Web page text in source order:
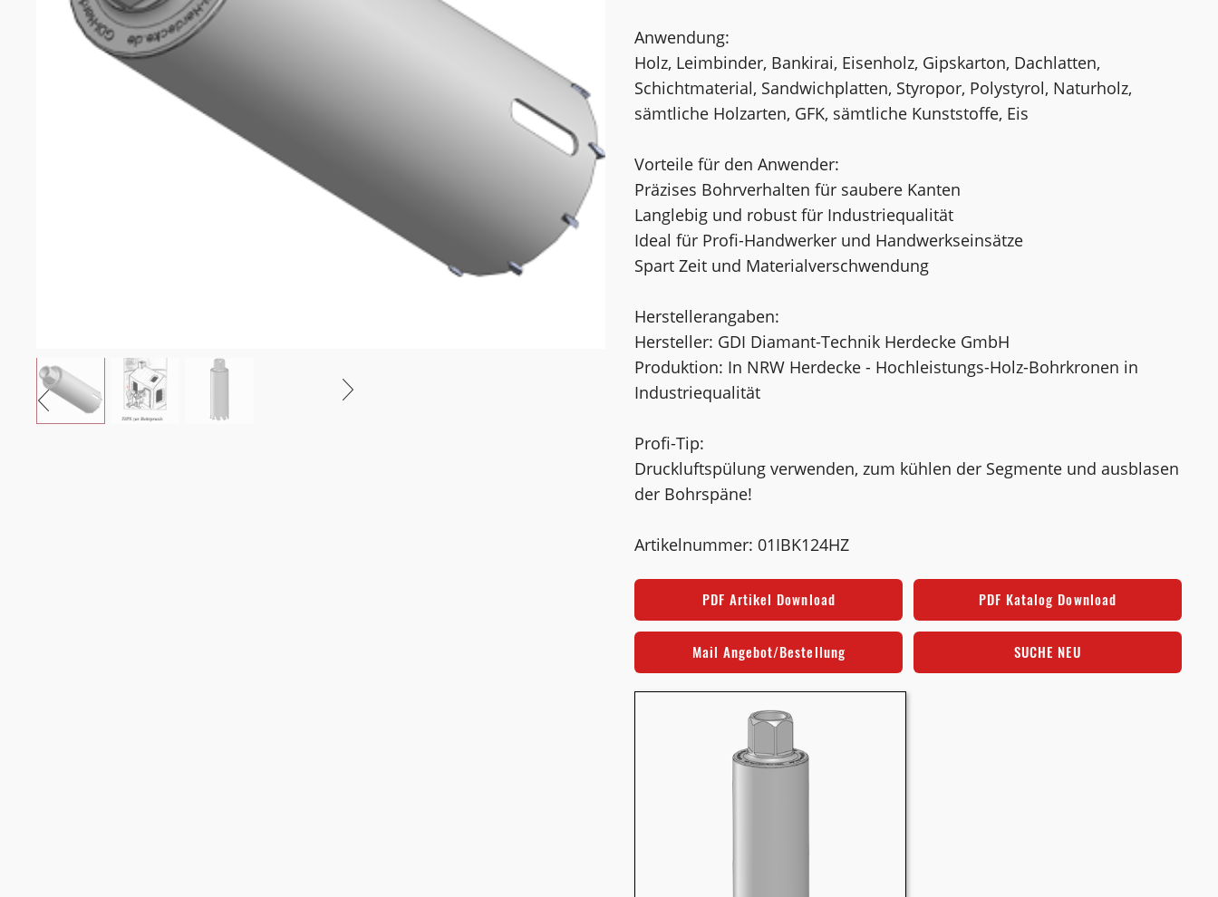
Anwendung:
Holz, Leimbinder, Bankirai, Eisenholz, Gipskarton, Dachlatten,
Schichtmaterial, Sandwichplatten, Styropor, Polystyrol, Naturholz,
sämtliche Holzarten, GFK, sämtliche Kunststoffe, Eis
Vorteile für den Anwender:
Präzises Bohrverhalten für saubere Kanten
Langlebig und robust für Industriequalität
Ideal für Profi-Handwerker und Handwerkseinsätze
Spart Zeit und Materialverschwendung
Herstellerangaben:
Hersteller: GDI Diamant-Technik Herdecke GmbH
Produktion: In NRW Herdecke - Hochleistungs-Holz-Bohrkronen in
Industriequalität
Profi-Tip:
Druckluftspülung verwenden, zum kühlen der Segmente und ausblasen
der Bohrspäne!
Artikelnummer: 01IBK124HZ
PDF Artikel Download PDF Katalog Download
Mail Angebot/Bestellung SUCHE NEU